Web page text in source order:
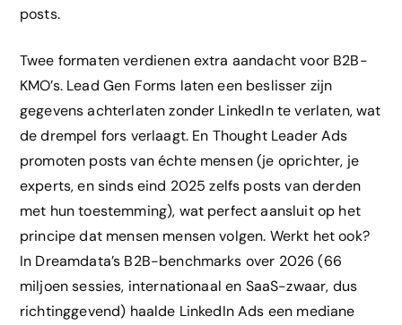
posts.
Twee formaten verdienen extra aandacht voor B2B-
KMO’s. Lead Gen Forms laten een beslisser zijn
gegevens achterlaten zonder LinkedIn te verlaten, wat
de drempel fors verlaagt. En Thought Leader Ads
promoten posts van échte mensen (je oprichter, je
experts, en sinds eind 2025 zelfs posts van derden
met hun toestemming), wat perfect aansluit op het
principe dat mensen mensen volgen. Werkt het ook?
In Dreamdata’s B2B-benchmarks over 2026 (66
miljoen sessies, internationaal en SaaS-zwaar, dus
richtinggevend) haalde LinkedIn Ads een mediane